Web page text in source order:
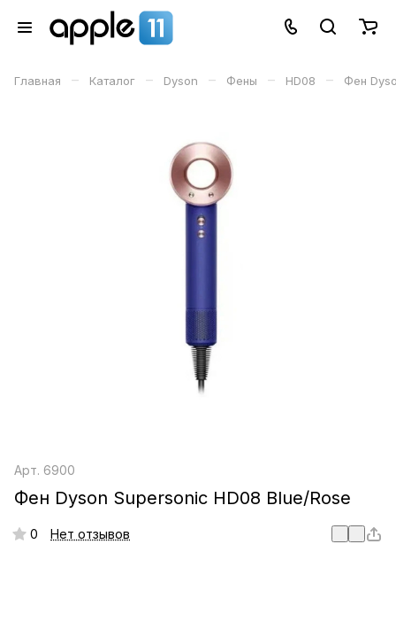
Главная – Каталог – Dyson – Фены – HD08 – Фен
Арт. 6900
Фен Dyson Supersonic HD08 Blue/Rose
0 Нет отзывов